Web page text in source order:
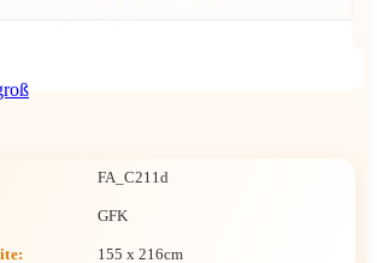
FA_C211d
GFK
: 155 x 216cm